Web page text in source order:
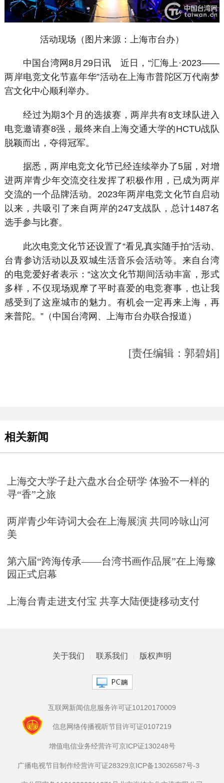
活动现场（图片来源：上海市台办）
中国台湾网8月29日讯 近日，“汇海上·2023——
两岸电竞文化节嘉年华”活动在上海市普陀区万代南梦
宫文化中心顺利举办。
经过为期3个月的选拔赛，两岸共有8支球队进入
电竞邀请赛8强，最终来自上海交通大学的HCTU战队
脱颖而出，夺得冠军。
据悉，两岸电竞文化节已经连续举办了5届，对增
进两岸青少年交流交往发挥了积极作用，已成为两岸
交流的一个品牌活动。2023年两岸电竞文化节自启动
以来，共吸引了来自两岸的247支战队，总计1487名
选手参与比赛。
此次电竞文化节还设置了“看见真实随手拍”活动、
台青参访活动以及双城生活音乐会活动等。来自台湾
的电竞爱好者表示：“这次文化节期间活动丰富，形式
多样，不仅现场观摩了平时喜爱的电竞赛事，也让我
感受到了这座城市的魅力。有机会一定再来上海，再
来普陀。”（中国台湾网、上海市台办联合报道）
[责任编辑：郭碧娟]
相关新闻
上海交大学子赴六盘水台企研学 体验不一样的
寻“香”之旅
两岸青少年诗词大会在上海展演 共同吟咏山河
美
第六届“跨海传承——台湾书画作品展”在上海豫
园正式启幕
上海台青走进支付宝 共享大陆便捷移动支付
关于我们 联系我们 版权声明
互联网新闻信息服务许可证10120170009
信息网络传播视听节目许可证0107219
增值电信业务经营许可京ICP证130248号
广播电视节目制作经营许可证28329京ICP备13026587号-3